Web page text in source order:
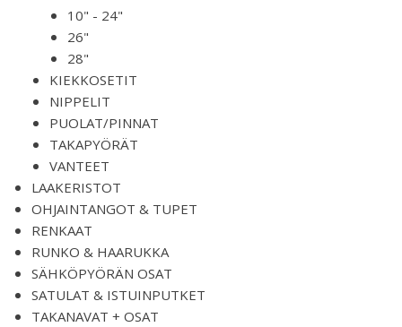
10" - 24"
26"
28"
KIEKKOSETIT
NIPPELIT
PUOLAT/PINNAT
TAKAPYÖRÄT
VANTEET
LAAKERISTOT
OHJAINTANGOT & TUPET
RENKAAT
RUNKO & HAARUKKA
SÄHKÖPYÖRÄN OSAT
SATULAT & ISTUINPUTKET
TAKANAVAT + OSAT